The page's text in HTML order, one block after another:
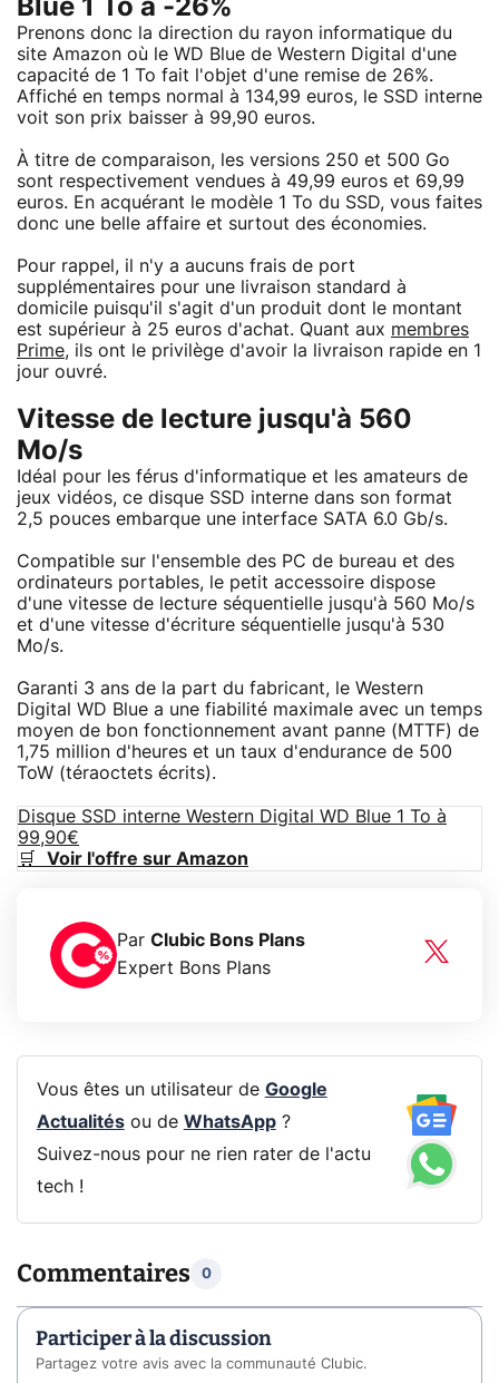
Blue 1 To à -26%
Prenons donc la direction du rayon informatique du
site Amazon où le WD Blue de Western Digital d'une
capacité de 1 To fait l'objet d'une remise de 26%.
Affiché en temps normal à 134,99 euros, le SSD interne
voit son prix baisser à 99,90 euros.
À titre de comparaison, les versions 250 et 500 Go
sont respectivement vendues à 49,99 euros et 69,99
euros. En acquérant le modèle 1 To du SSD, vous faites
donc une belle affaire et surtout des économies.
Pour rappel, il n'y a aucuns frais de port
supplémentaires pour une livraison standard à
domicile puisqu'il s'agit d'un produit dont le montant
est supérieur à 25 euros d'achat. Quant aux membres
Prime, ils ont le privilège d'avoir la livraison rapide en 1
jour ouvré.
Vitesse de lecture jusqu'à 560
Mo/s
Idéal pour les férus d'informatique et les amateurs de
jeux vidéos, ce disque SSD interne dans son format
2,5 pouces embarque une interface SATA 6.0 Gb/s.
Compatible sur l'ensemble des PC de bureau et des
ordinateurs portables, le petit accessoire dispose
d'une vitesse de lecture séquentielle jusqu'à 560 Mo/s
et d'une vitesse d'écriture séquentielle jusqu'à 530
Mo/s.
Garanti 3 ans de la part du fabricant, le Western
Digital WD Blue a une fiabilité maximale avec un temps
moyen de bon fonctionnement avant panne (MTTF) de
1,75 million d'heures et un taux d'endurance de 500
ToW (téraoctets écrits).
Disque SSD interne Western Digital WD Blue 1 To à
99,90€
🛒 Voir l'offre sur Amazon
Par Clubic Bons Plans
Expert Bons Plans
Vous êtes un utilisateur de Google
Actualitésou de WhatsApp?
Suivez-nous pour ne rien rater de l'actu
tech !
Commentaires 0
Participer à la discussion
Partagez votre avis avec la communauté Clubic.